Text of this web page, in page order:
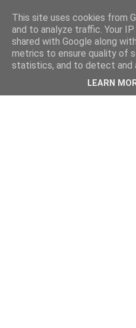
This site uses cookies from
and to analyze traffic. Your
shared with Google along
metrics to ensure quality of
statistics, and to detect and
LEARN